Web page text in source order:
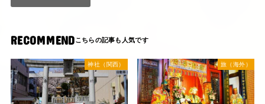
RECOMMEND
神社（関西） 旅（海外）